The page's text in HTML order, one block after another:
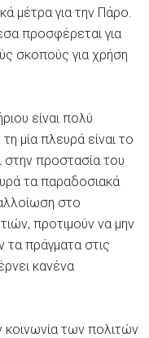
μέτρα για την Πάρο.
προσφέρεται για
σκοπούς για χρήση
είναι πολύ
μία πλευρά είναι το
στην προστασία του
τα παραδοσιακά
στο
προτιμούν να μην
τα πράγματα στις
κανένα
κοινωνία των πολιτών